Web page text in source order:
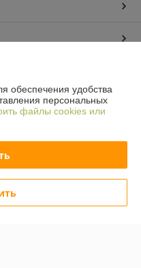
обеспечения удобства
персональных
файлы cookies или